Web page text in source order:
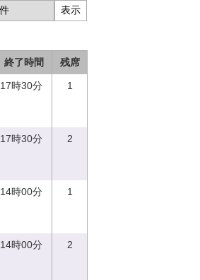
終了時間 残席
17時30分 1
17時30分 2
14時00分 1
14時00分 2